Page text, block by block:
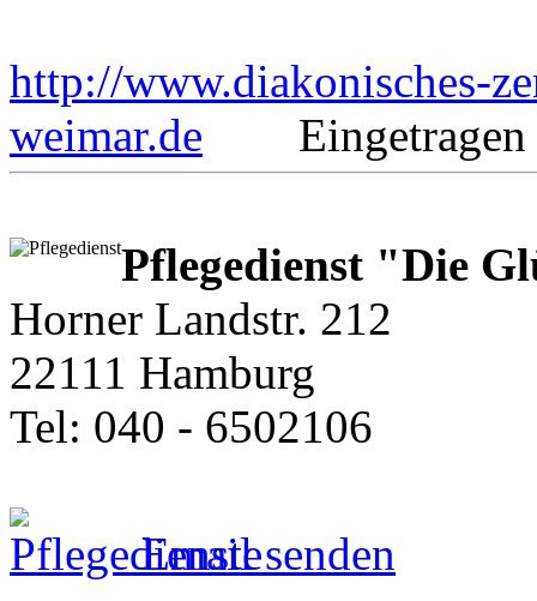
http://www.diakonisches-
weimar.de Eingetragen
Pflegedienst "Die
Horner Landstr. 212
22111 Hamburg
Tel: 040 - 6502106
Email senden